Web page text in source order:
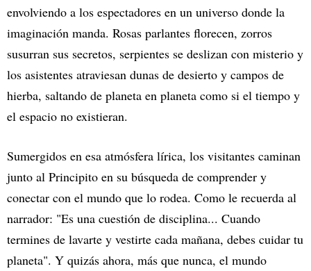
envolviendo a los espectadores en un universo donde la
imaginación manda. Rosas parlantes florecen, zorros
susurran sus secretos, serpientes se deslizan con misterio y
los asistentes atraviesan dunas de desierto y campos de
hierba, saltando de planeta en planeta como si el tiempo y
el espacio no existieran.
Sumergidos en esa atmósfera lírica, los visitantes caminan
junto al Principito en su búsqueda de comprender y
conectar con el mundo que lo rodea. Como le recuerda al
narrador: "Es una cuestión de disciplina... Cuando
termines de lavarte y vestirte cada mañana, debes cuidar tu
planeta". Y quizás ahora, más que nunca, el mundo